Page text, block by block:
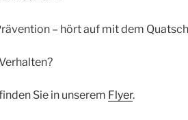
– hört auf mit dem
Sie in unserem Flyer.